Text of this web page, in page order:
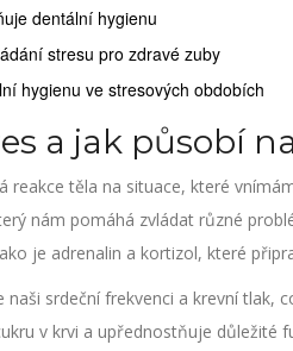
dentální hygienu
stresu pro zdravé zuby
hygienu ve stresových obdobích
a jak působí
reakce těla na situace, které
nám pomáhá zvládat různé
je adrenalin a kortizol, které
naši srdeční frekvenci a krevní tlak,
v krvi a upřednostňuje důležité